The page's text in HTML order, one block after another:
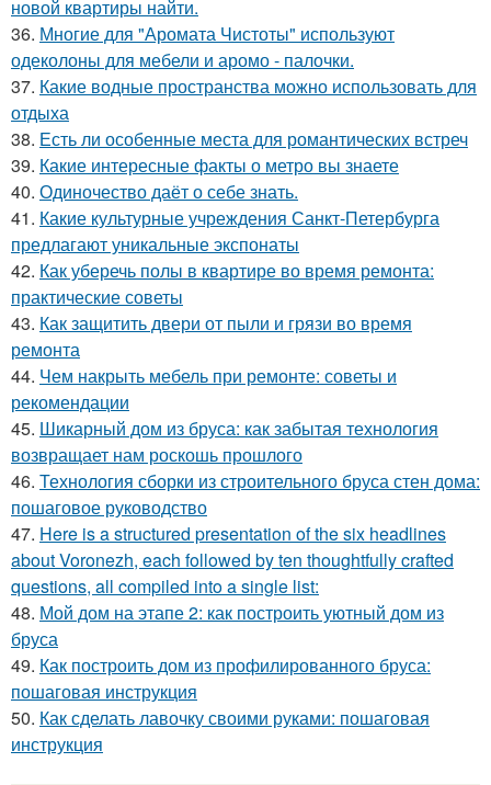
новой квартиры найти.
36. Многие для "Аромата Чистоты" используют
одеколоны для мебели и аромо - палочки.
37. Какие водные пространства можно использовать для
отдыха
38. Есть ли особенные места для романтических встреч
39. Какие интересные факты о метро вы знаете
40. Одиночество даёт о себе знать.
41. Какие культурные учреждения Санкт-Петербурга
предлагают уникальные экспонаты
42. Как уберечь полы в квартире во время ремонта:
практические советы
43. Как защитить двери от пыли и грязи во время
ремонта
44. Чем накрыть мебель при ремонте: советы и
рекомендации
45. Шикарный дом из бруса: как забытая технология
возвращает нам роскошь прошлого
46. Технология сборки из строительного бруса стен дома:
пошаговое руководство
47. Here is a structured presentation of the six headlines
about Voronezh, each followed by ten thoughtfully crafted
questions, all compiled into a single list:
48. Мой дом на этапе 2: как построить уютный дом из
бруса
49. Как построить дом из профилированного бруса:
пошаговая инструкция
50. Как сделать лавочку своими руками: пошаговая
инструкция